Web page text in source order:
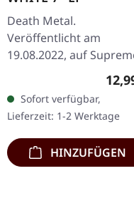
Death Metal.
Veröffentlicht am
19.08.2022, auf
Chaos Records. Weiße
Vinyl-Single mit
Etching auf der B-Seite,
limitiert auf 200…
Sofort verfügbar,
Lieferzeit: 1-2 Werktage
HINZUFÜGEN